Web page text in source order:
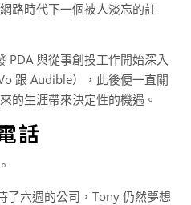
路時代下一個被人淡忘的註
PDA 與從事創投工作開始深入
跟 Audible），此後便一直關
的生涯帶來決定性的機遇。
話
了六週的公司，Tony 仍然夢想